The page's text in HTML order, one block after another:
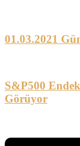
01.03.2021
S&P500
Görüyor